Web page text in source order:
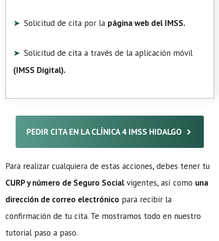
Solicitud de cita por la página web del IMSS.
Solicitud de cita a través de la aplicación móvil
(IMSS Digital).
PEDIR CITA EN LA CLÍNICA 4 IMSS HIDALGO
Para realizar cualquiera de estas acciones, debes tener tu
CURP y número de Seguro Social vigentes, así como una
dirección de correo electrónico para recibir la
confirmación de tu cita. Te mostramos todo en nuestro
tutorial paso a paso.